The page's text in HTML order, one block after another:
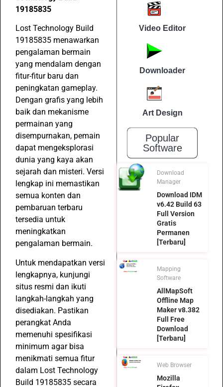
19185835
Lost Technology Build
19185835 menawarkan
pengalaman bermain
yang mendalam dengan
fitur-fitur baru dan
peningkatan gameplay.
Dengan grafis yang lebih
baik dan mekanisme
permainan yang
disempurnakan, pemain
dapat mengeksplorasi
dunia yang kaya akan
sejarah dan misteri. Versi
lengkap ini memastikan
semua konten dan
pembaruan terbaru
tersedia untuk
meningkatkan
pengalaman bermain.
Untuk mendapatkan versi
lengkapnya, kunjungi
situs resmi dan ikuti
langkah-langkah yang
disediakan. Pastikan
perangkat Anda
memenuhi spesifikasi
minimum agar bisa
menikmati semua fitur
dalam Lost Technology
Build 19185835 secara
Video Editor
Downloader
Art Design
Popular
Software
Download
Manager
Download IDM
v6.42 Build 63
Full Version
Gratis
Permanen
[Terbaru]
Mapping
Software
AllMapSoft
Offline Map
Maker v8.382
Full Free
Download
[Terbaru]
Web Browser
Mozilla